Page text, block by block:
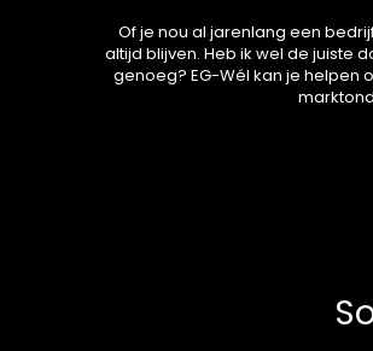
Of je nou al jarenlang een
altijd blijven. Heb ik wel de juiste
genoeg? EG-Wél kan je helpen